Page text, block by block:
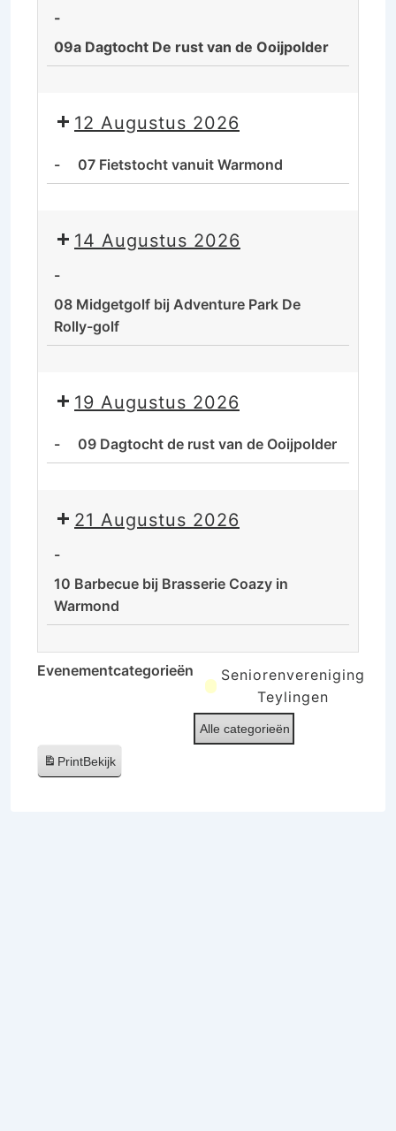
Vaartocht
-
09a Dagtocht De rust van de Ooijpolder
De 12 Augustus 2026
- 07 Fietstocht vanuit Warmond
vanuit
14 Augustus 2026
-
08 Midgetgolf bij Adventure Park De
Rolly-golf
bij
Park
golf
19 Augustus 2026
- 09 Dagtocht de rust van de Ooijpolder
de
de
Ooijpolder
21 Augustus 2026
-
10 Barbecue bij Brasserie Coazy in
Warmond
Barbecue
in
Warmond
Evenementcategorieën
Seniorenvereniging
Teylingen
Alle categorieën
PrintBekijk